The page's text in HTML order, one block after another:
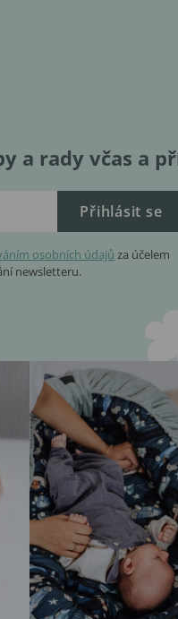
a rady včas a
Přihlásit se
osobních údajů za účelem
newsletteru.